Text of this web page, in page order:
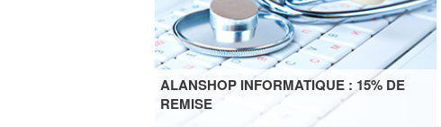
ALANSHOP INFORMATIQUE : 15% DE
REMISE